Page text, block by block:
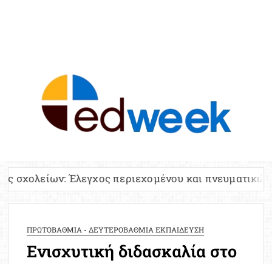
Έλεγχος περιεχομένου και πνευματικών
ΠΡΩΤΟΒΑΘΜΙΑ - ΔΕΥΤΕΡΟΒΑΘΜΙΑ ΕΚΠΑΙΔΕΥΣΗ
Ενισχυτική διδασκαλία στο